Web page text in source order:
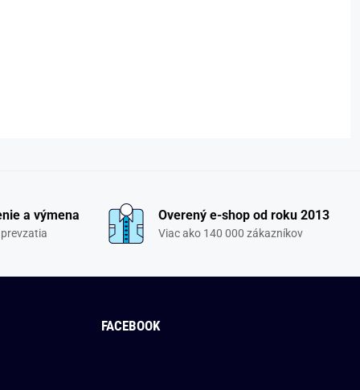
a výmena Overený e-shop od roku 2013
Viac ako 140 000 zákazníkov
FACEBOOK